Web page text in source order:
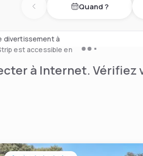
gaufres, des
divertissement à
est accessible en
Previous dayQuand ?
à Internet.